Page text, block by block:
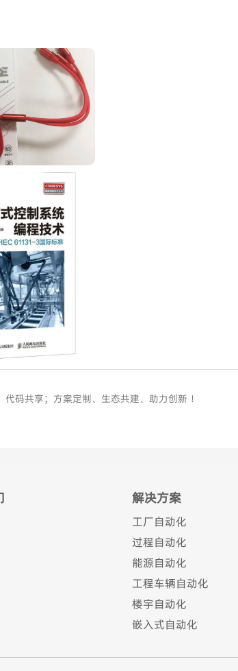
码共享；方案定制、生态共建、助力创新 ！
解决方案
工厂自动化
过程自动化
能源自动化
工程车辆自动化
楼宇自动化
嵌入式自动化